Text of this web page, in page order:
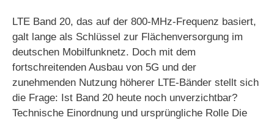
LTE Band 20, das auf der 800-MHz-Frequenz basiert,
galt lange als Schlüssel zur Flächenversorgung im
deutschen Mobilfunknetz. Doch mit dem
fortschreitenden Ausbau von 5G und der
zunehmenden Nutzung höherer LTE-Bänder stellt sich
die Frage: Ist Band 20 heute noch unverzichtbar?
Technische Einordnung und ursprüngliche Rolle Die